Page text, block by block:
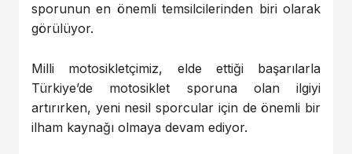
sporunun en önemli temsilcilerinden biri olarak
görülüyor.
Milli motosikletçimiz, elde ettiği başarılarla
Türkiye’de motosiklet sporuna olan ilgiyi
artırırken, yeni nesil sporcular için de önemli bir
ilham kaynağı olmaya devam ediyor.